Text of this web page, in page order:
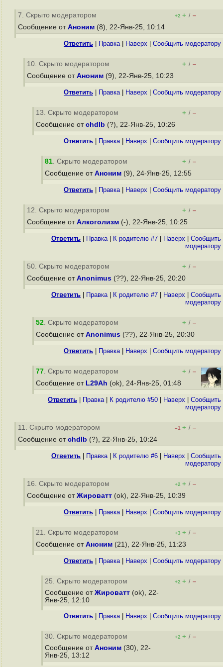
7. Скрыто модератором +2 + / –
Сообщение от Аноним (8), 22-Янв-25, 10:14
Ответить Правка| Наверх Cообщить модератору
10. Скрыто модератором + / –
Сообщение от Аноним (9), 22-Янв-25, 10:23
Ответить Правка| Наверх Cообщить модератору
13. Скрыто модератором + / –
Сообщение от chdlb (?), 22-Янв-25, 10:26
Ответить Правка| Наверх Cообщить модератору
81. Скрыто модератором + / –
Сообщение от Аноним (9), 24-Янв-25, 12:55
Ответить Правка| Наверх Cообщить модератору
12. Скрыто модератором + / –
Сообщение от Алкоголизм (-), 22-Янв-25, 10:25
Ответить Правка| К родителю #7 Наверх
Cообщить
модератору
50. Скрыто модератором + / –
Сообщение от Anonimus (??), 22-Янв-25, 20:20
Ответить Правка| К родителю #7 Наверх
Cообщить
модератору
52. Скрыто модератором + / –
Сообщение от Anonimus (??), 22-Янв-25, 20:30
Ответить Правка| Наверх Cообщить модератору
77. Скрыто модератором + / –
Сообщение от L29Ah (ok), 24-Янв-25, 01:48
Ответить Правка| К родителю #50 Наверх
Cообщить
модератору
11. Скрыто модератором –1 + / –
Сообщение от chdlb (?), 22-Янв-25, 10:24
Ответить Правка| К родителю #6 Наверх
Cообщить
модератору
16. Скрыто модератором +2 + / –
Сообщение от Жироватт (ok), 22-Янв-25, 10:39
Ответить Правка| Наверх Cообщить модератору
21. Скрыто модератором +3 + / –
Сообщение от Аноним (21), 22-Янв-25, 11:23
Ответить Правка| Наверх Cообщить модератору
25. Скрыто модератором +2 + / –
Сообщение от Жироватт (ok), 22-
Янв-25, 12:10
Ответить Правка| Наверх Cообщить модератору
30. Скрыто модератором +2 + / –
Сообщение от Аноним (30), 22-
Янв-25, 13:12